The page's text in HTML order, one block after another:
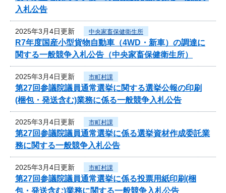
入札公告
2025年3月4日更新 中央家畜保健衛生所
R7年度国産小型貨物自動車（4WD・新車）の調達に
関する一般競争入札公告（中央家畜保健衛生所）
2025年3月4日更新 市町村課
第27回参議院議員通常選挙に関する選挙公報の印刷
(梱包・発送含む)業務に係る一般競争入札公告
2025年3月4日更新 市町村課
第27回参議院議員通常選挙に係る選挙資材作成委託業
務に関する一般競争入札公告
2025年3月4日更新 市町村課
第27回参議院議員通常選挙に係る投票用紙印刷(梱
包・発送含む)業務に関する一般競争入札公告